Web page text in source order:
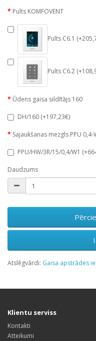
Pults KOMFOVENT
Pults C6.1
Pults C6.2
Ūdens gaisa sildītājs 160
DH/160 (+197,23€)
Sajaukšanas mezgls PPU 0,4-
PPU/HW/3R/15/0,4/W1
Daudzums
Atslēgvārdi: Gaisa apstrādes
Klientu serviss
Kontakti
Atteikumi